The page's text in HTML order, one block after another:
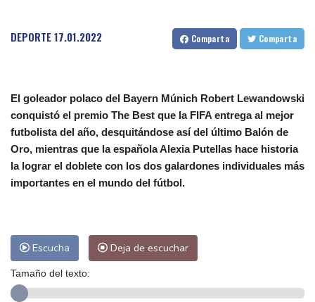
"Ray of Light"
DEPORTE17.01.2022 Comparta Comparta
El goleador polaco del Bayern Múnich Robert Lewandowski
conquistó el premio The Best que la FIFA entrega al mejor
futbolista del año, desquitándose así del último Balón de
Oro, mientras que la española Alexia Putellas hace historia
la lograr el doblete con los dos galardones individuales más
importantes en el mundo del fútbol.
Escucha Deja de escuchar
Tamaño del texto: